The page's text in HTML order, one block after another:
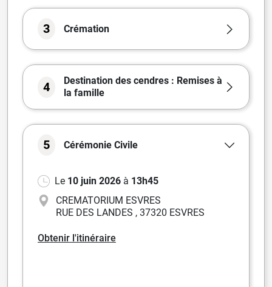
3 Crémation
4
Destination des cendres : Remises à
la famille
5 Cérémonie Civile
Le 10 juin 2026 à 13h45
CREMATORIUM ESVRES
RUE DES LANDES , 37320 ESVRES
Obtenir l'itinéraire